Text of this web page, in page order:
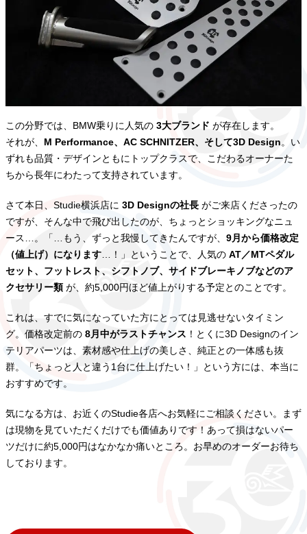
この分野では、BMW乗りに人気の 3大ブランド が存在します。
それが、 M Performance、AC SCHNITZER、そして3D Design。い
ずれも品質・デザインともにトップクラスで、こだわるオーナーた
ちから長年にわたって支持されています。
さて本日、Studie横浜店に 3D Designの社長 がご来店くださったの
ですが、そんな中で飛び出したのが、ちょっとショッキングなニュ
ース…。「…もう、ずっと我慢してきたんですが、 9月から価格改定
（値上げ）になります …！」ということで、人気の AT／MTペダル
セット、フットレスト、シフトノブ、サイドブレーキノブなどのア
クセサリー類 が、約5,000円ほど値上がりする予定とのことです。
これは、すでに気になっていた方にとっては見逃せないタイミン
グ。価格改定前の 8月中がラストチャンス ！とくに3D Designのイン
テリアパーツは、素材感や仕上げの美しさ、純正との一体感も抜
群。「ちょっと人と違う1台に仕上げたい！」という方には、本当に
おすすめです。
気になる方は、お近くのStudie各店へお気軽にご相談ください。まず
は現物を見ていただくだけでも価値ありです！あって損はないパー
ツだけに約5,000円はなかなか痛いところ。お早めのオーダーお待ち
しております。